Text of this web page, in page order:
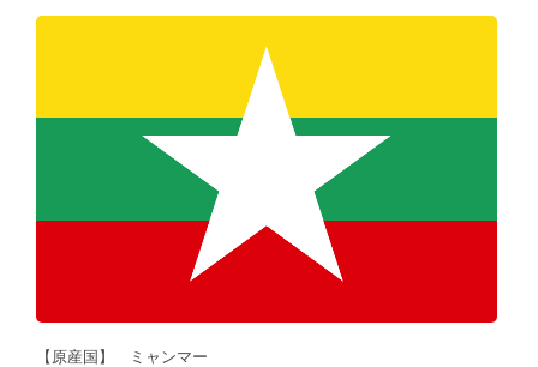
【原産国】 ミャンマー